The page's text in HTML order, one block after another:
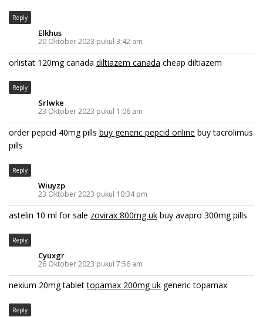
Reply
Elkhus
20 Oktober 2023 pukul 3:42 am
orlistat 120mg canada diltiazem canada cheap diltiazem
Reply
Srlwke
23 Oktober 2023 pukul 1:06 am
order pepcid 40mg pills buy generic pepcid online buy tacrolimus
pills
Reply
Wiuyzp
23 Oktober 2023 pukul 10:34 pm
astelin 10 ml for sale zovirax 800mg uk buy avapro 300mg pills
Reply
Cyuxgr
26 Oktober 2023 pukul 7:56 am
nexium 20mg tablettopamax 200mg uk generic topamax
Reply